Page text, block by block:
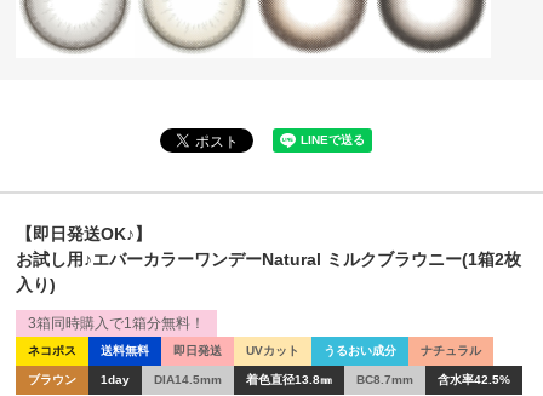
【即日発送OK♪】
お試し用♪エバーカラーワンデーNatural ミルクブラウニー(1箱2枚
入り)
ネコポス 送料無料 即日発送 UVカット うるおい成分 ナチュラル
ブラウン 1day DIA14.5mm 着色直径13.8㎜ BC8.7mm 含水率42.5%
3箱同時購入で1箱分無料！